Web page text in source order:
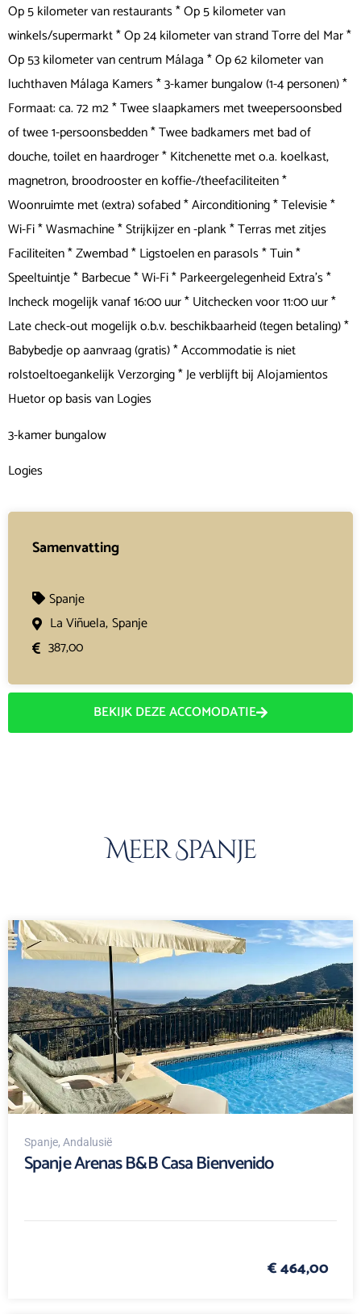
Op 5 kilometer van restaurants * Op 5 kilometer van
winkels/supermarkt * Op 24 kilometer van strand Torre del Mar *
Op 53 kilometer van centrum Málaga * Op 62 kilometer van
luchthaven Málaga Kamers * 3-kamer bungalow (1-4 personen) *
Formaat: ca. 72 m2 * Twee slaapkamers met tweepersoonsbed
of twee 1-persoonsbedden * Twee badkamers met bad of
douche, toilet en haardroger * Kitchenette met o.a. koelkast,
magnetron, broodrooster en koffie-/theefaciliteiten *
Woonruimte met (extra) sofabed * Airconditioning * Televisie *
Wi-Fi * Wasmachine * Strijkijzer en -plank * Terras met zitjes
Faciliteiten * Zwembad * Ligstoelen en parasols * Tuin *
Speeltuintje * Barbecue * Wi-Fi * Parkeergelegenheid Extra's *
Incheck mogelijk vanaf 16:00 uur * Uitchecken voor 11:00 uur *
Late check-out mogelijk o.b.v. beschikbaarheid (tegen betaling) *
Babybedje op aanvraag (gratis) * Accommodatie is niet
rolstoeltoegankelijk Verzorging * Je verblijft bij Alojamientos
Huetor op basis van Logies
3-kamer bungalow
Logies
Samenvatting
Spanje
La Viñuela,Spanje
387,00
BEKIJK DEZE ACCOMODATIE
Meer Spanje
Spanje, Andalusië
Spanje Arenas B&B Casa Bienvenido
€ 464,00